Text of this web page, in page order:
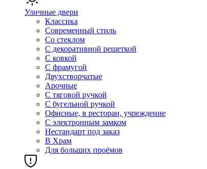
Уличные двери
Классика
Современный стиль
Со стеклом
С декоративной решеткой
С ковкой
С фрамугой
Двухстворчатые
Арочные
С тяговой ручкой
С бугельной ручкой
Офисные, в ресторан, учреждение
С электронным замком
Нестандарт под заказ
В Храм
Для больших проёмов